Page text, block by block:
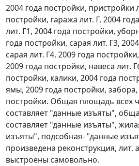
2004 года постройки, пристройки
постройки, гаража лит. Г, 2004
лит. Г1, 2004 года постройки,
года постройки, сарая лит. Г3,
сарая лит. Г4, 2009 года
2009 года постройки, навеса лит.
постройки, калики, 2004 года
ямы, 2009 года постройки, забора,
постройки. Общая площадь всех
составляет "данные изъяты",
составляет "данные изъяты",
изъяты", подсобная- "данные
произведена реконструкция, лит.
выстроены самовольно.